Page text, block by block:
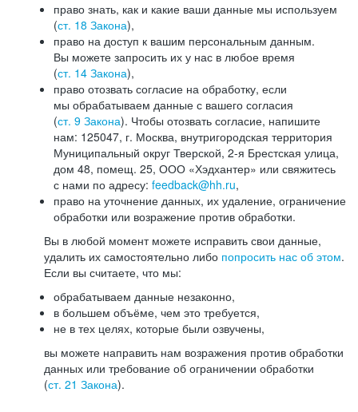
право знать, как и какие ваши данные мы используем
(ст. 18 Закона),
право на доступ к вашим персональным данным.
Вы можете запросить их у нас в любое время
(ст. 14 Закона),
право отозвать согласие на обработку, если
мы обрабатываем данные с вашего согласия
(ст. 9 Закона). Чтобы отозвать согласие, напишите
нам: 125047, г. Москва, внутригородская территория
Муниципальный округ Тверской, 2-я Брестская улица,
дом 48, помещ. 25, ООО «Хэдхантер» или свяжитесь
с нами по адресу: feedback@hh.ru,
право на уточнение данных, их удаление, ограничение
обработки или возражение против обработки.
Вы в любой момент можете исправить свои данные,
удалить их самостоятельно либо попросить нас об этом.
Если вы считаете, что мы:
обрабатываем данные незаконно,
в большем объёме, чем это требуется,
не в тех целях, которые были озвучены,
вы можете направить нам возражения против обработки
данных или требование об ограничении обработки
(ст. 21 Закона).